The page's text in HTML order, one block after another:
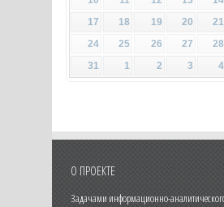
17
18 19 20 21
24
25 26 27 28
31
1 2 3 4
О ПРОЕКТЕ
Задачами информационно-